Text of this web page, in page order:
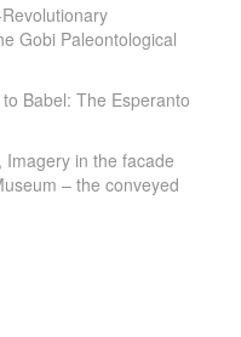
Gobi Paleontological
Babel: The Esperanto
in the facade
– the conveyed